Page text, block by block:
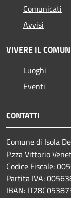
Comunicati
Avvisi
VIVERE IL
Luoghi
Eventi
CONTATTI
Comune di Isola
P.zza Vittorio
Codice Fiscale:
Partita IVA:
IBAN: